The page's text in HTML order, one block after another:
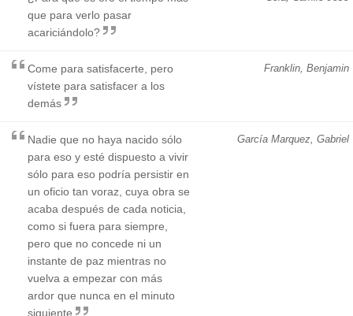
que para verlo pasar
acariciándolo?
Franklin, Benjamin
Come para satisfacerte, pero
vístete para satisfacer a los
demás
García Marquez, Gabriel
Nadie que no haya nacido sólo
para eso y esté dispuesto a vivir
sólo para eso podría persistir en
un oficio tan voraz, cuya obra se
acaba después de cada noticia,
como si fuera para siempre,
pero que no concede ni un
instante de paz mientras no
vuelva a empezar con más
ardor que nunca en el minuto
siguiente